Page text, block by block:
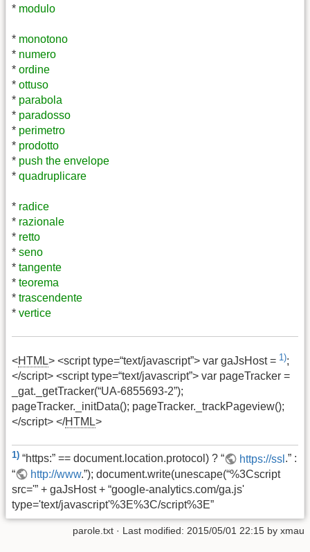
* modulo
* monotono
* numero
* ordine
* ottuso
* parabola
* paradosso
* perimetro
* prodotto
* push the envelope
* quadruplicare
* radice
* razionale
* retto
* seno
* tangente
* teorema
* trascendente
* vertice
<HTML> <script type=“text/javascript”> var gaJsHost = 1);
</script> <script type=“text/javascript”> var pageTracker =
_gat._getTracker(“UA-6855693-2”);
pageTracker._initData(); pageTracker._trackPageview();
</script> </HTML>
1) “https:” == document.location.protocol) ? “ https://ssl .” :
“
http://www.”); document.write(unescape(“%3Cscript
src='” + gaJsHost + “google-analytics.com/ga.js'
type='text/javascript'%3E%3C/script%3E”
parole.txt · Last modified: 2015/05/01 22:15 by xmau